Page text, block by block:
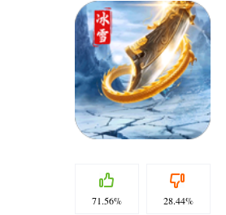
71.56% 28.44%